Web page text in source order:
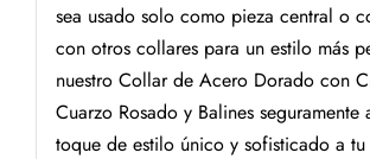
sea usado solo como pieza central o
con otros collares para un estilo más
nuestro Collar de Acero Dorado con
Cuarzo Rosado y Balines seguramente
toque de estilo único y sofisticado a